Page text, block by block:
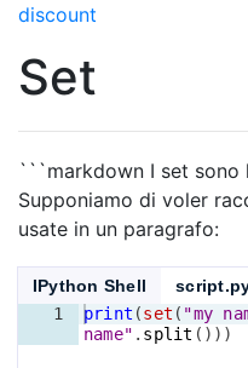
discount
Set
```markdown I set sono
Supponiamo di voler
usate in un paragrafo:
IPython Shell
1
print (set ( "my
name" . split ( )))